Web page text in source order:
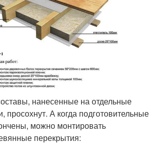
нанесенные на отдельные
просохнут. А когда подготовительные
можно монтировать
перекрытия: